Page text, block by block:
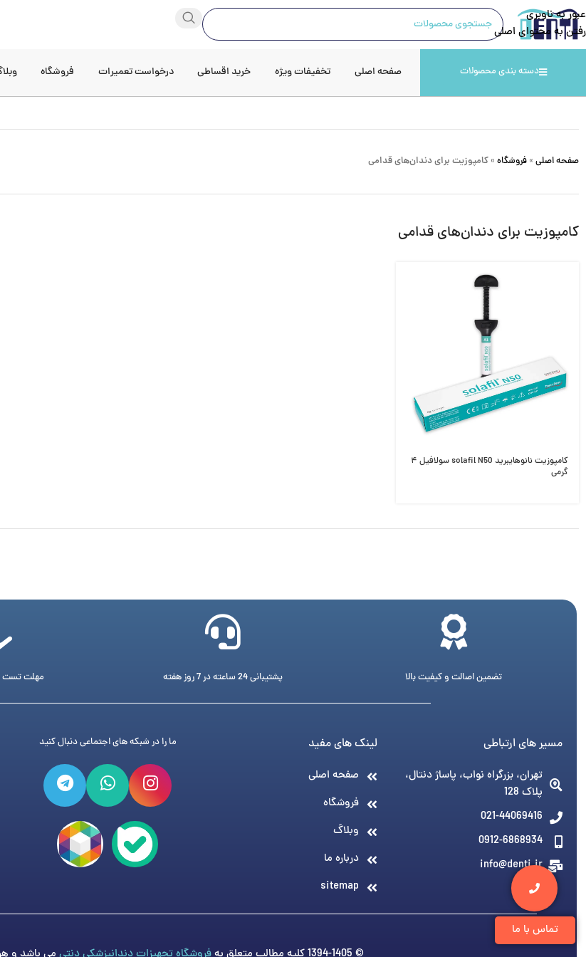
عبور به ناوبری
رفتن به محتوای اصلی
دسته بندی محصولات صفحه اصلی تخفیفات ویژه خرید اقساطی درخواست تعمیرات فروشگاه
صفحه اصلی » فروشگاه » کامپوزیت برای دندان‌های قدامی
کامپوزیت برای دندان‌های قدامی
کامپوزیت نانوهایبرید solafil N50 سولافیل ۴
گرمی
تماس با ما
تضمین اصالت و کیفیت بالا پشتیبانی 24 ساعته در 7 روز هفته مهلت تست
مسیر های ارتباطی
تهران، بزرگراه نواب، پاساژ دنتال،
پلاک 128
021-44069416
0912-6868934
info@denti.ir
لینک های مفید
صفحه اصلی
فروشگاه
وبلاگ
درباره ما
sitemap
ما را در شبکه های اجتماعی دنبال کنید